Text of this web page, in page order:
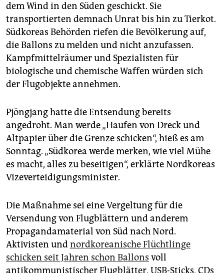
dem Wind in den Süden geschickt. Sie
transportierten demnach Unrat bis hin zu Tierkot.
Südkoreas Behörden riefen die Bevölkerung auf,
die Ballons zu melden und nicht anzufassen.
Kampfmittelräumer und Spezialisten für
biologische und chemische Waffen würden sich
der Flugobjekte annehmen.
Pjöngjang hatte die Entsendung bereits
angedroht. Man werde „Haufen von Dreck und
Altpapier über die Grenze schicken“, hieß es am
Sonntag. „Südkorea werde merken, wie viel Mühe
es macht, alles zu beseitigen“, erklärte Nordkoreas
Vizeverteidigungsminister.
Die Maßnahme sei eine Vergeltung für die
Versendung von Flugblättern und anderem
Propagandamaterial von Süd nach Nord.
Aktivisten undnordkoreanische Flüchtlinge
schicken seit Jahren schon Ballons voll
antikommunistischer Flugblätter, USB-Sticks, CDs